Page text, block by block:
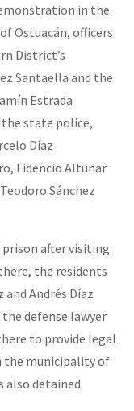
in the
Ostuacán, officers
District’s
Santaella and the
Estrada
state police,
Díaz
Fidencio Altunar
Sánchez
prison after visiting
the residents
Andrés Díaz
defense lawyer
to provide legal
the municipality of
also detained.